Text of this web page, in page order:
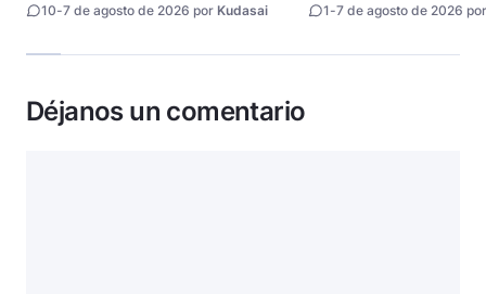
10-7 de agosto de 2026 por Kudasai 1-7 de agosto de 2026
Déjanos un comentario